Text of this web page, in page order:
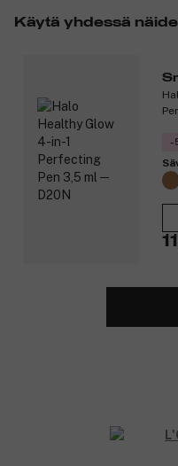
81 henkilöä.
Käytä yhdessä
-